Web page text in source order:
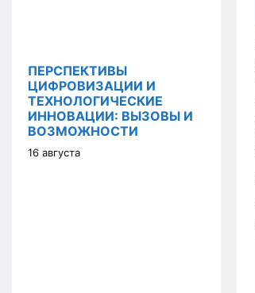
ПЕРСПЕКТИВЫ
ЦИФРОВИЗАЦИИ И
ТЕХНОЛОГИЧЕСКИЕ
ИННОВАЦИИ: ВЫЗОВЫ И
ВОЗМОЖНОСТИ
16 августа